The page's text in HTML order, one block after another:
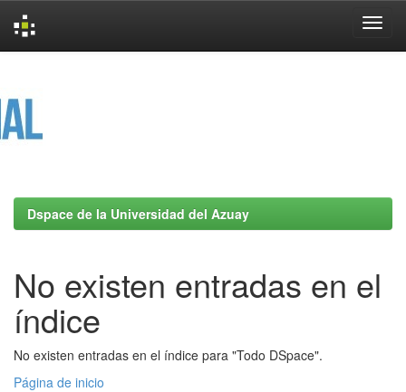
Dspace de la Universidad del Azuay
No existen entradas en el
índice
No existen entradas en el índice para "Todo DSpace".
Página de inicio